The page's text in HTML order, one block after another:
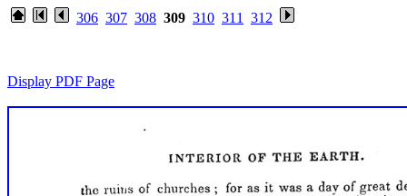
306 307 308 309 310 311 312
Display PDF Page